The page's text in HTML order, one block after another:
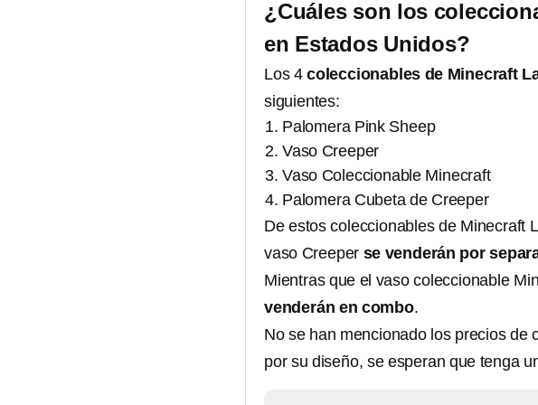
¿Cuáles son los
en Estados Unidos?
Los 4 coleccionables de Minecraft
siguientes:
Palomera Pink Sheep
Vaso Creeper
Vaso Coleccionable Minecraft
Palomera Cubeta de Creeper
De estos coleccionables de Minecraft
vaso Creeper se venderán por
Mientras que el vaso coleccionable
venderán en combo.
No se han mencionado los precios de
por su diseño, se esperan que tenga